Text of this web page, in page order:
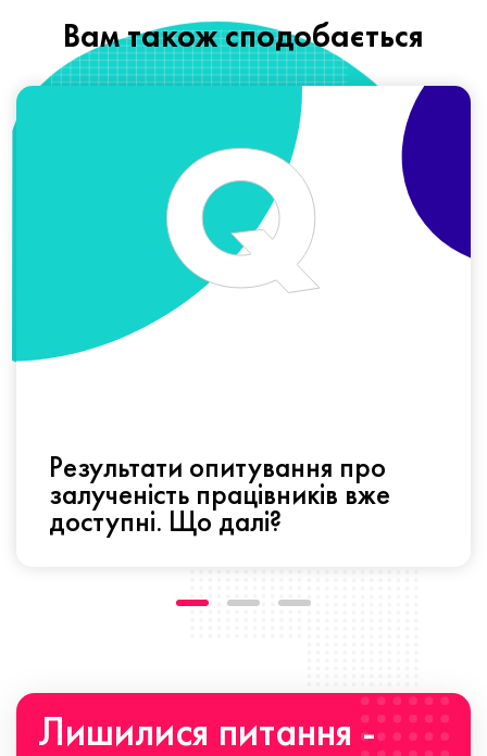
Вам також сподобається
Результати опитування про
залученість працівників вже
доступні. Що далі?
Лишилися питання -